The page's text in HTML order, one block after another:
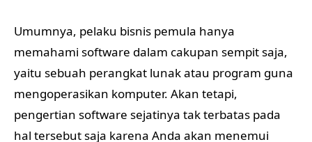
Umumnya, pelaku bisnis pemula hanya
memahami software dalam cakupan sempit saja,
yaitu sebuah perangkat lunak atau program guna
mengoperasikan komputer. Akan tetapi,
pengertian software sejatinya tak terbatas pada
hal tersebut saja karena Anda akan menemui